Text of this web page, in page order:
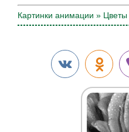
Картинки анимации » Цветы